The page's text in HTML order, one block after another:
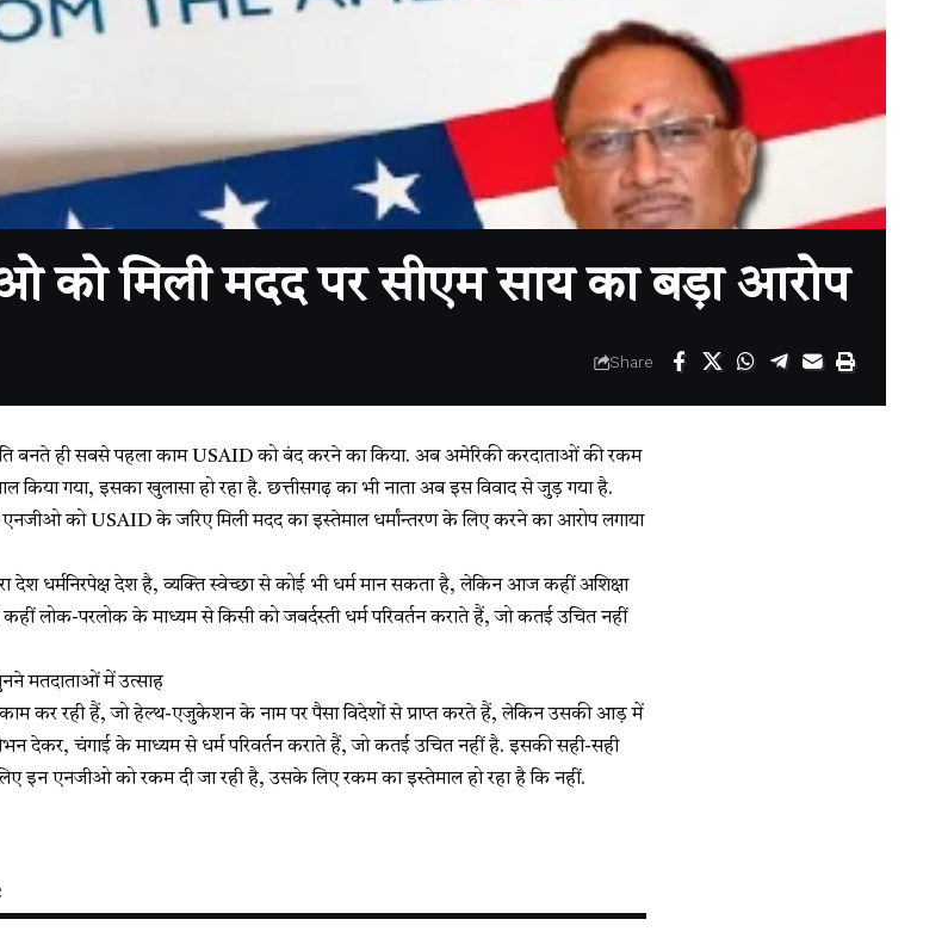
मिली मदद पर सीएम साय का बड़ा आरोप
Share
बनते ही सबसे पहला काम USAID को बंद करने का किया. अब अमेरिकी करदाताओं की रकम
किया गया, इसका खुलासा हो रहा है. छत्तीसगढ़ का भी नाता अब इस विवाद से जुड़ गया है.
एनजीओ को USAID के जरिए मिली मदद का इस्तेमाल धर्मांन्तरण के लिए करने का आरोप लगाया
देश धर्मनिरपेक्ष देश है, व्यक्ति स्वेच्छा से कोई भी धर्म मान सकता है, लेकिन आज कहीं अशिक्षा
लोक-परलोक के माध्यम से किसी को जबर्दस्ती धर्म परिवर्तन कराते हैं, जो कतई उचित नहीं
मतदाताओं में उत्साह
कर रही हैं, जो हेल्थ-एजुकेशन के नाम पर पैसा विदेशों से प्राप्त करते हैं, लेकिन उसकी आड़ में
देकर, चंगाई के माध्यम से धर्म परिवर्तन कराते हैं, जो कतई उचित नहीं है. इसकी सही-सही
इन एनजीओ को रकम दी जा रही है, उसके लिए रकम का इस्तेमाल हो रहा है कि नहीं.